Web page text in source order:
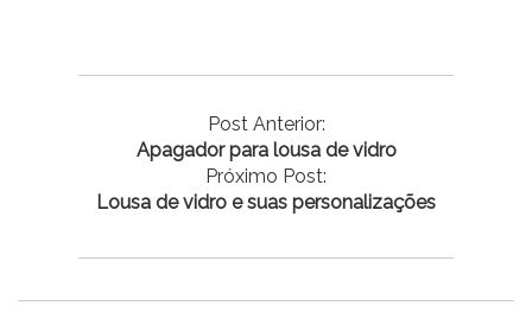
Post Anterior:
Apagador para lousa de vidro
Próximo Post:
Lousa de vidro e suas personalizações